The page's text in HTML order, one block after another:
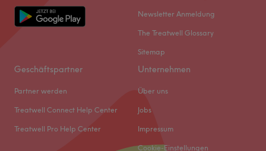
Newsletter Anmeldung
The Treatwell Glossary
Sitemap
Geschäftspartner
Partner werden
Treatwell Connect Help Center
Treatwell Pro Help Center
Unternehmen
Über uns
Jobs
Impressum
Cookie-Einstellungen